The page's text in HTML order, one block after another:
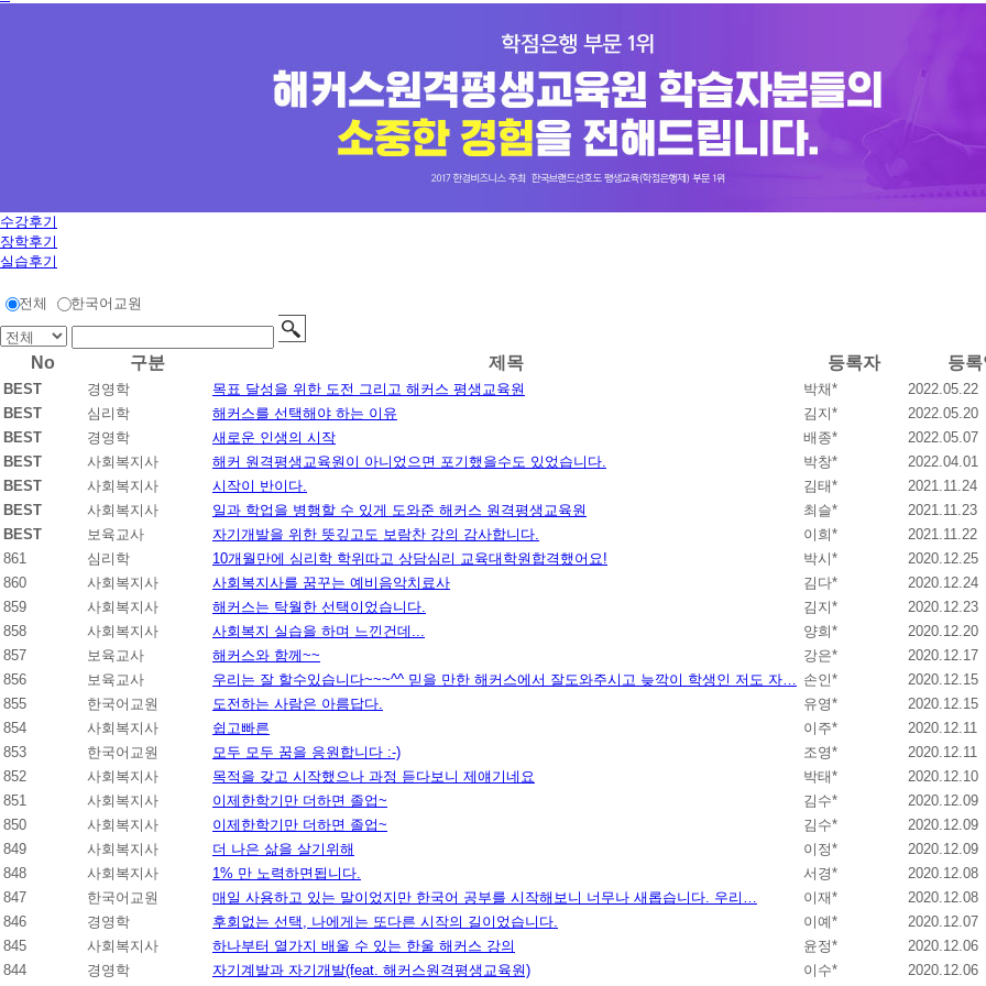
화
드
리
겠
습
니
다.
수강후기
장학후기
실습후기
전체 한국어교원
No 구분 제목 등록자 등록
BEST 경영학 목표 달성을 위한 도전 그리고 해커스 평생교육원 박채*
2022.05.22
BEST
심리학 해커스를 선택해야 하는 이유 김지*
2022.05.20
BEST
경영학 새로운 인생의 시작 배종*
2022.05.07
BEST
사회복지사 해커 원격평생교육원이 아니었으면 포기했을수도 있었습니다. 박창*
2022.04.01
BEST
사회복지사 시작이 반이다. 김태*
2021.11.24
BEST
사회복지사 일과 학업을 병행할 수 있게 도와준 해커스 원격평생교육원 최슬*
2021.11.23
BEST
보육교사 자기개발을 위한 뜻깊고도 보람찬 강의 감사합니다. 이희*
2021.11.22
861
심리학 10개월만에 심리학 학위따고 상담심리 교육대학원합격했어요! 박시*
2020.12.25
860
사회복지사 사회복지사를 꿈꾸는 예비음악치료사 김다*
2020.12.24
859
사회복지사 해커스는 탁월한 선택이었습니다. 김지*
2020.12.23
858
사회복지사 사회복지 실습을 하며 느낀건데... 양희*
2020.12.20
857
보육교사 해커스와 함께~~ 강은*
2020.12.17
856
보육교사 우리는 잘 할수있습니다~~~^^ 믿을 만한 해커스에서 잘도와주시고 늦깍이 학생인 저도 자… 손인*
2020.12.15
855
한국어교원 도전하는 사람은 아름답다. 유영*
2020.12.15
854
사회복지사 쉽고빠른 이주*
2020.12.11
853
한국어교원 모두 모두 꿈을 응원합니다 :-) 조영*
2020.12.11
852
사회복지사 목적을 갖고 시작했으나 과정 듣다보니 제얘기네요 박태*
2020.12.10
851
사회복지사 이제한학기만 더하면 졸업~ 김수*
2020.12.09
850
사회복지사 이제한학기만 더하면 졸업~ 김수*
2020.12.09
849
사회복지사 더 나은 삶을 살기위해 이정*
2020.12.09
848
사회복지사 1% 만 노력하면됩니다. 서경*
2020.12.08
847
한국어교원 매일 사용하고 있는 말이었지만 한국어 공부를 시작해보니 너무나 새롭습니다. 우리… 이재*
2020.12.08
846
경영학 후회없는 선택, 나에게는 또다른 시작의 길이었습니다. 이예*
2020.12.07
845
사회복지사 하나부터 열가지 배울 수 있는 한울 해커스 강의 윤정*
2020.12.06
844
경영학 자기계발과 자기개발(feat. 해커스원격평생교육원) 이수* 2020.12.06